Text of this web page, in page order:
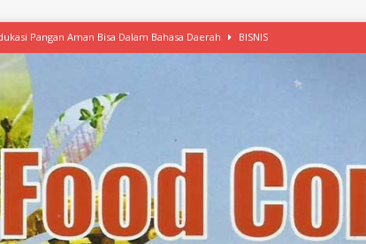
Pangan Aman Bisa Dalam Bahasa Daerah BISNIS
Mulai Ekspansi, IKEA dan MSC Dukung Seafood Berkelanjutan
Free Versi Healthy Choice, Tepung Talas Kimpul Pilihan Menu Sehat
Latih Olah Singkong, KKN Universitas Lampung Kenalkan Sosmocaf